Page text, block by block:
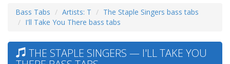
Bass Tabs Artists: T
The Staple Singers bass tabs
I'll Take You There bass tabs
THE STAPLE SINGERS — I'LL TAKE YOU